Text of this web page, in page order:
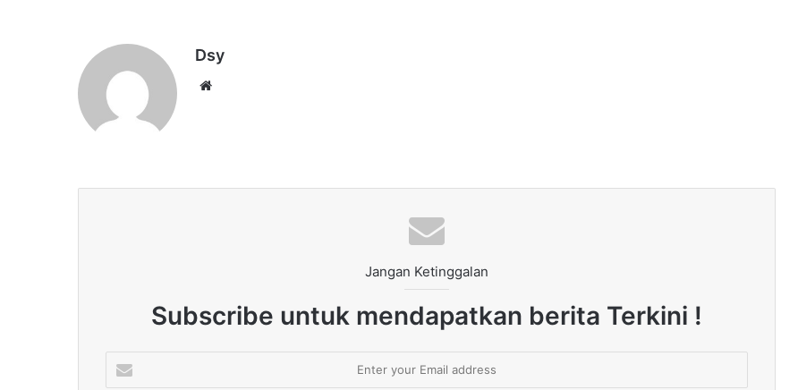
Dsy
Jangan Ketinggalan
Subscribe untuk mendapatkan berita Terkini !
your